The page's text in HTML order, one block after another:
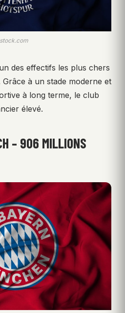
des effectifs les plus chers
Grâce à un stade moderne et
à long terme, le club
élevé.
– 906 MILLIONS